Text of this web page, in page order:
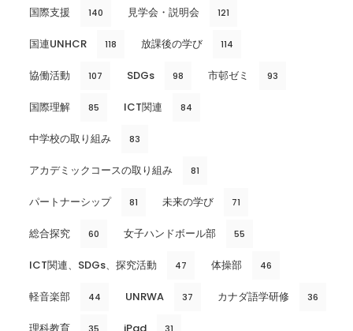
国際支援 140 見学会・説明会 121
国連UNHCR 118 放課後の学び 114
協働活動 107 SDGs 98 市邨ゼミ 93
国際理解 85 ICT関連 84
中学校の取り組み 83
アカデミックコースの取り組み 81
パートナーシップ 81 未来の学び 71
総合探究 60 女子ハンドボール部 55
ICT関連、SDGs、探究活動 47 体操部 46
軽音楽部 44 UNRWA 37 カナダ語学研修 36